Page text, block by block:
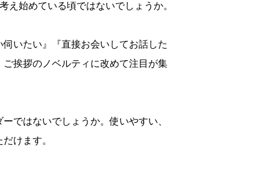
え始めている頃ではないでしょうか。
いたい』『直接お会いしてお話した
挨拶のノベルティに改めて注目が集
ではないでしょうか。使いやすい、
けます。